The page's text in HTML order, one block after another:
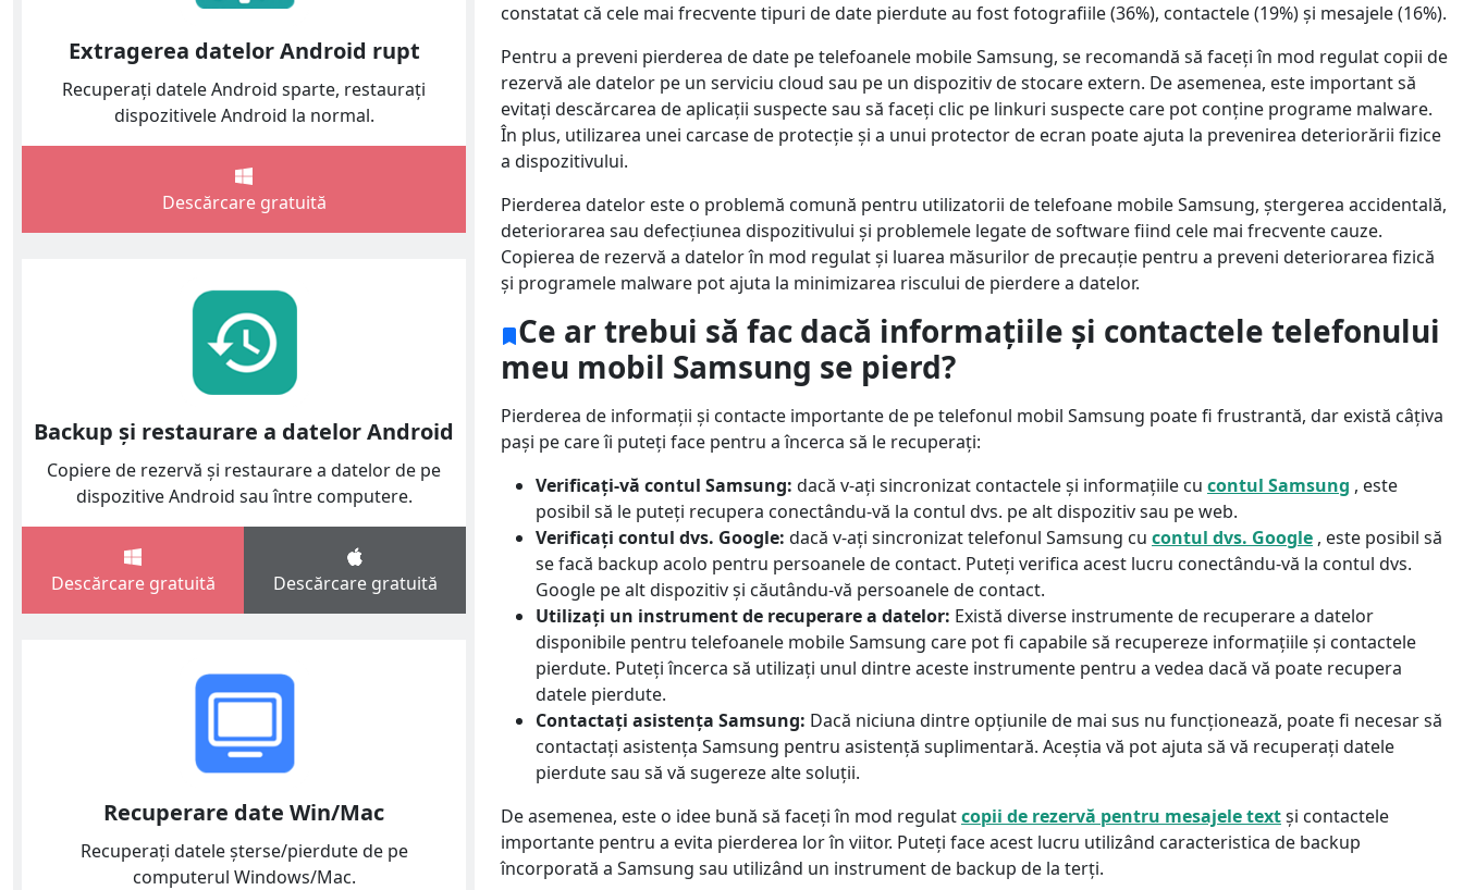
Extragerea datelor Android rupt
Recuperați datele Android sparte, restaurați
dispozitivele Android la normal.
Descărcare gratuită
Backup și restaurare a datelor Android
Copiere de rezervă și restaurare a datelor de pe
dispozitive Android sau între computere.
Descărcare gratuită Descărcare gratuită
Recuperare date Win/Mac
Recuperați datele șterse/pierdute de pe
computerul Windows/Mac.
constatat că cele mai frecvente tipuri de date pierdute au fost fotografiile (36%), contactele (19%) și mesajele (16%).
Pentru a preveni pierderea de date pe telefoanele mobile Samsung, se recomandă să faceți în mod regulat copii de
rezervă ale datelor pe un serviciu cloud sau pe un dispozitiv de stocare extern. De asemenea, este important să
evitați descărcarea de aplicații suspecte sau să faceți clic pe linkuri suspecte care pot conține programe malware.
În plus, utilizarea unei carcase de protecție și a unui protector de ecran poate ajuta la prevenirea deteriorării fizice
a dispozitivului.
Pierderea datelor este o problemă comună pentru utilizatorii de telefoane mobile Samsung, ștergerea accidentală,
deteriorarea sau defecțiunea dispozitivului și problemele legate de software fiind cele mai frecvente cauze.
Copierea de rezervă a datelor în mod regulat și luarea măsurilor de precauție pentru a preveni deteriorarea fizică
și programele malware pot ajuta la minimizarea riscului de pierdere a datelor.
Ce ar trebui să fac dacă informațiile și contactele telefonului
meu mobil Samsung se pierd?
Pierderea de informații și contacte importante de pe telefonul mobil Samsung poate fi frustrantă, dar există câțiva
pași pe care îi puteți face pentru a încerca să le recuperați:
Verificați-vă contul Samsung: dacă v-ați sincronizat contactele și informațiile cu contul Samsung , este
posibil să le puteți recupera conectându-vă la contul dvs. pe alt dispozitiv sau pe web.
Verificați contul dvs. Google: dacă v-ați sincronizat telefonul Samsung cu contul dvs. Google , este posibil să
se facă backup acolo pentru persoanele de contact. Puteți verifica acest lucru conectându-vă la contul dvs.
Google pe alt dispozitiv și căutându-vă persoanele de contact.
Utilizați un instrument de recuperare a datelor: Există diverse instrumente de recuperare a datelor
disponibile pentru telefoanele mobile Samsung care pot fi capabile să recupereze informațiile și contactele
pierdute. Puteți încerca să utilizați unul dintre aceste instrumente pentru a vedea dacă vă poate recupera
datele pierdute.
Contactați asistența Samsung: Dacă niciuna dintre opțiunile de mai sus nu funcționează, poate fi necesar să
contactați asistența Samsung pentru asistență suplimentară. Aceștia vă pot ajuta să vă recuperați datele
pierdute sau să vă sugereze alte soluții.
De asemenea, este o idee bună să faceți în mod regulatcopii de rezervă pentru mesajele textși contactele
importante pentru a evita pierderea lor în viitor. Puteți face acest lucru utilizând caracteristica de backup
încorporată a Samsung sau utilizând un instrument de backup de la terți.